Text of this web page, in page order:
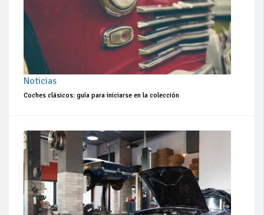
Noticias
Coches clásicos: guía para iniciarse en la colección